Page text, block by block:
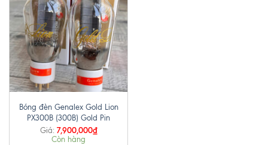
Bóng đèn Genalex Gold Lion
PX300B (300B) Gold Pin
Giá: 7,900,000₫
Còn hàng